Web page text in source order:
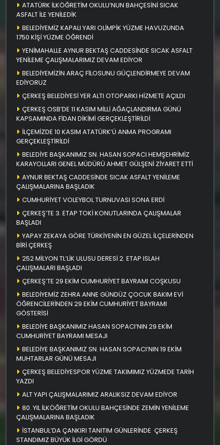
ATATÜRK İLKÖĞRETİM OKULU’NUN BAHÇESİNİ SICAK
ASFALT İLE YENİLEDİK
BELEDİYEMİZ KAPALI YARI OLİMPİK YÜZME HAVUZUNDA
1750 KİŞİ YÜZME ÖĞRENDİ
YENİMAHALLE AYNUR BEKTAŞ CADDESİNDE SICAK ASFALT
YENİLEME ÇALIŞMALARIMIZ DEVAM EDİYOR
BELEDİYEMİZİN ARAÇ FİLOSUNU GÜÇLENDİRMEYE DEVAM
EDİYORUZ
ÇERKEŞ BELEDİYESİ YER ALTI OTOPARKI HİZMETE AÇILDI
ÇERKEŞ OSB’DE 11 KASIM MİLLİ AĞAÇLANDIRMA GÜNÜ
KAPSAMINDA FİDAN DİKİMİ GERÇEKLEŞTİRİLDİ
İLÇEMİZDE 10 KASIM ATATÜRK’Ü ANMA PROGRAMI
GERÇEKLEŞTİRİLDİ
BELEDİYE BAŞKANIMIZ SN. HASAN SOPACI HEMŞEHRİMİZ
KARAYOLLARI GENEL MÜDÜRÜ AHMET GÜLŞENİ ZİYARET ETTİ
AYNUR BEKTAŞ CADDESİNDE SICAK ASFALT YENİLEME
ÇALIŞMALARINA BAŞLADIK
CUMHURİYET VOLEYBOL TURNUVASI SONA ERDİ
ÇERKEŞ’TE 3. ETAP TOKİ KONUTLARINDA ÇALIŞMALAR
BAŞLADI
YAPAY ZEKAYA GÖRE TÜRKİYENİN EN GÜZEL İLÇELERİNDEN
BİRİ ÇERKEŞ
252 MİLYON TL’LİK ULUSU DERESİ 2. ETAP ISLAH
ÇALIŞMALARI BAŞLADI
ÇERKEŞ’TE 29 EKİM CUMHURİYET BAYRAMI COŞKUSU
BELEDİYEMİZ ZEHRA ANNE GÜNDÜZ ÇOCUK BAKIM EVİ
ÖĞRENCİLERİNDEN 29 EKİM CUMHURİYET BAYRAMI
GÖSTERİSİ
BELEDİYE BAŞKANIMIZ HASAN SOPACI’NIN 29 EKİM
CUMHURİYET BAYRAMI MESAJI
BELEDİYE BAŞKANIMIZ SN. HASAN SOPACI’NIN 19 EKİM
MUHTARLAR GÜNÜ MESAJI
ÇERKEŞ BELEDİYESPOR YÜZME TAKIMIMIZ YÜZMEDE TARİH
YAZDI
ALT YAPI ÇALIŞMALARIMIZ ARALIKSIZ DEVAM EDİYOR
80. YIL İLKÖĞRETİM OKULU BAHÇESİNDE ZEMİN YENİLEME
ÇALIŞMALARINA BAŞLADIK
İSTANBUL’DA ÇANKIRI TANITIM GÜNLERİNDE ÇERKEŞ
STANDIMIZ BÜYÜK İLGİ GÖRDÜ